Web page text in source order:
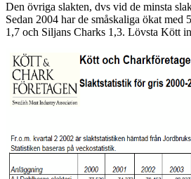
Den övriga slakten, dvs vid de minsta
Sedan 2004 har de småskaliga ökat
1,7 och Siljans Charks 1,3. Lövsta Kött